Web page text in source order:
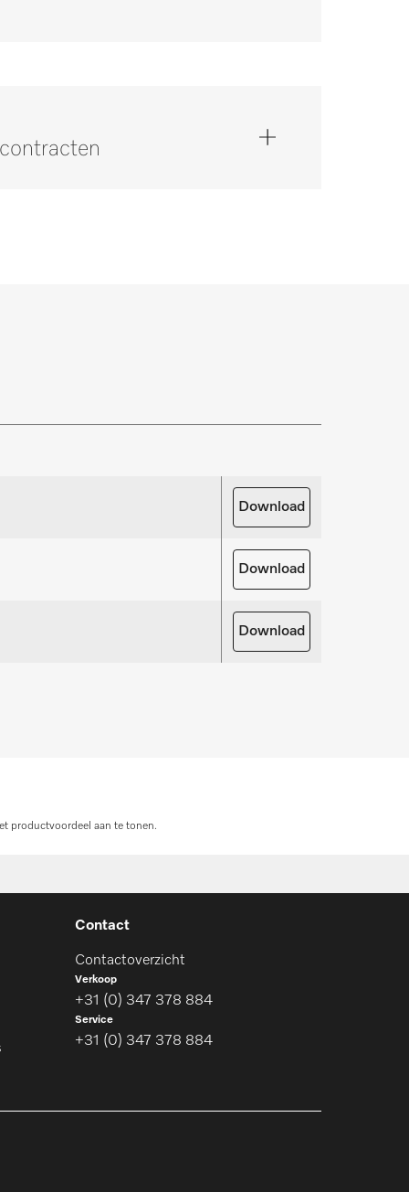
uw producten nodig? Meld het ons!Download
Download
Download
productvoordeel aan te tonen.
Contact
Contactoverzicht
Verkoop
+31 (0) 347 378 884
Service
+31 (0) 347 378 884